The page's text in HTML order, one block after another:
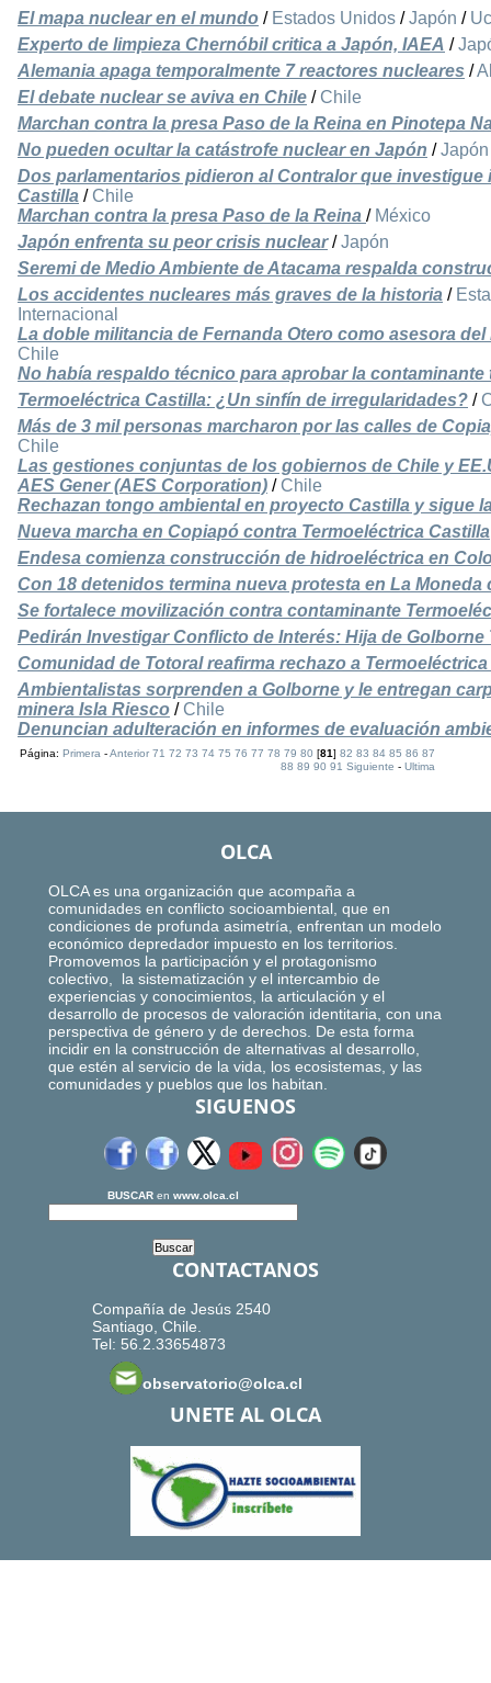
El mapa nuclear en el mundo / Estados Unidos /Japón /
Experto de limpieza Chernóbil critica a Japón, IAEA /
Alemania apaga temporalmente 7 reactores nucleares /
El debate nuclear se aviva en Chile / Chile
Marchan contra la presa Paso de la Reina en Pinotepa
No pueden ocultar la catástrofe nuclear en Japón /Japón
Dos parlamentarios pidieron al Contralor que investigue
Castilla / Chile
Marchan contra la presa Paso de la Reina / México
Japón enfrenta su peor crisis nuclear/Japón
Seremi de Medio Ambiente de Atacama respalda
Los accidentes nucleares más graves de la historia /
Internacional
La doble militancia de Fernanda Otero como asesora
Chile
No había respaldo técnico para aprobar la contaminante
Termoeléctrica Castilla: ¿Un sinfín de irregularidades? /
Más de 3 mil personas marcharon por las calles de
Chile
Las gestiones conjuntas de los gobiernos de Chile y
AES Gener (AES Corporation) / Chile
Rechazan tongo ambiental en proyecto Castilla y sigue
Nueva marcha en Copiapó contra Termoeléctrica Castilla
Endesa comienza construcción de hidroeléctrica en
Con 18 detenidos termina nueva protesta en La
Se fortalece movilización contra contaminante
Pedirán Investigar Conflicto de Interés: Hija de Golborne
Comunidad de Totoral reafirma rechazo a
Ambientalistas sorprenden a Golborne y le entregan
minera Isla Riesco / Chile
Denuncian adulteración en informes de evaluación
Página:Primera -Anterior 71 72 73 74 75 76 77 78 79 80 [81]82 83 84 85 86 87
88 89 90 91 Siguiente -Ultima
OLCA
OLCA es una organización que acompaña a
comunidades en conflicto socioambiental, que en
condiciones de profunda asimetría, enfrentan un modelo
económico depredador impuesto en los territorios.
Promovemos la participación y el protagonismo
colectivo, la sistematización y el intercambio de
experiencias y conocimientos, la articulación y el
desarrollo de procesos de valoración identitaria, con una
perspectiva de género y de derechos. De esta forma
incidir en la construcción de alternativas al desarrollo,
que estén al servicio de la vida, los ecosistemas, y las
comunidades y pueblos que los habitan.
SIGUENOS
BUSCAR en www.olca.cl
CONTACTANOS
Compañía de Jesús 2540
Santiago, Chile.
Tel: 56.2.33654873
observatorio@olca.cl
UNETE AL OLCA